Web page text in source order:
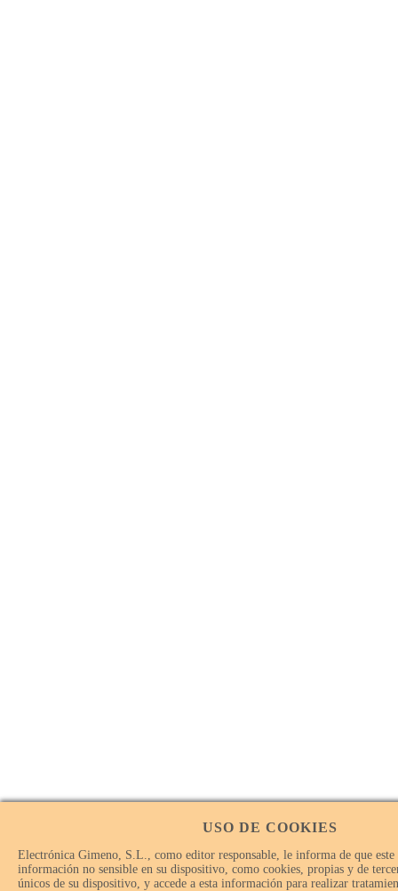
USO DE COOKIES
Electrónica Gimeno, S.L., como editor responsable, le informa de que este
información no sensible en su dispositivo, como cookies, propias y de
únicos de su dispositivo, y accede a esta información para realizar